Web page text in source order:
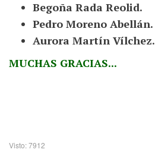
Begoña Rada Reolid.
Pedro Moreno Abellán.
Aurora Martín Vílchez.
MUCHAS GRACIAS...
Visto: 7912